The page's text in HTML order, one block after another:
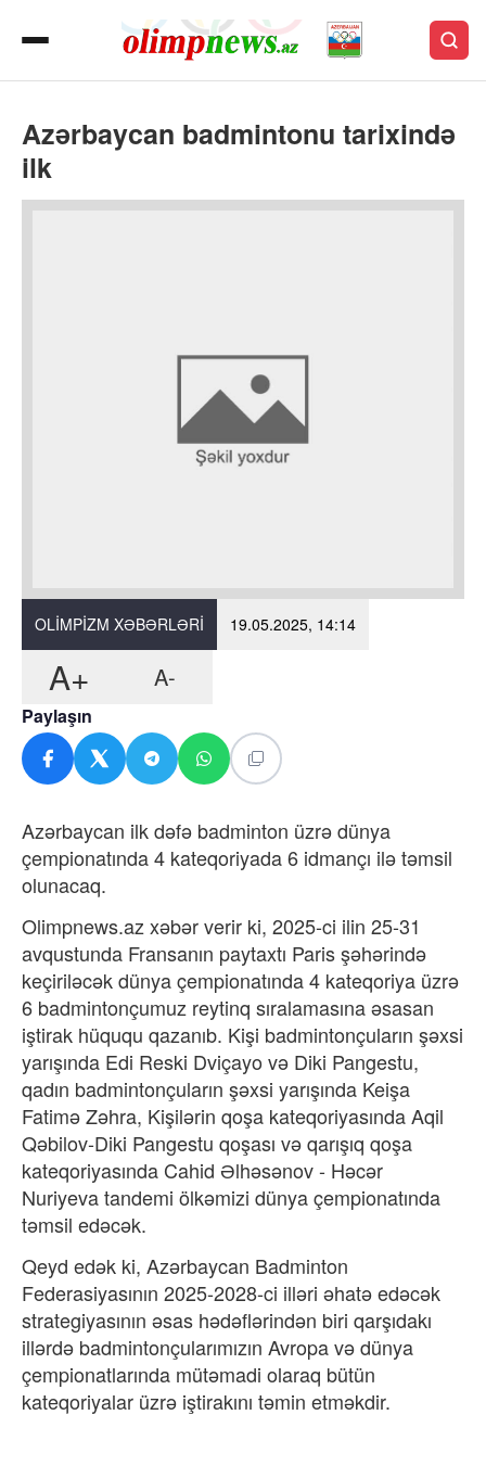
Azərbaycan badmintonu tarixində
ilk
OLIMPIZM XƏBƏRLƏRI 19.05.2025, 14:14
A+ A-
Paylaşın
Azərbaycan ilk dəfə badminton üzrə dünya
çempionatında 4 kateqoriyada 6 idmançı ilə təmsil
olunacaq.
Olimpnews.az xəbər verir ki, 2025-ci ilin 25-31
avqustunda Fransanın paytaxtı Paris şəhərində
keçiriləcək dünya çempionatında 4 kateqoriya üzrə
6 badmintonçumuz reytinq sıralamasına əsasan
iştirak hüququ qazanıb. Kişi badmintonçuların şəxsi
yarışında Edi Reski Dviçayo və Diki Pangestu,
qadın badmintonçuların şəxsi yarışında Keişa
Fatimə Zəhra, Kişilərin qoşa kateqoriyasında Aqil
Qəbilov-Diki Pangestu qoşası və qarışıq qoşa
kateqoriyasında Cahid Əlhəsənov - Həcər
Nuriyeva tandemi ölkəmizi dünya çempionatında
təmsil edəcək.
Qeyd edək ki, Azərbaycan Badminton
Federasiyasının 2025-2028-ci illəri əhatə edəcək
strategiyasının əsas hədəflərindən biri qarşıdakı
illərdə badmintonçularımızın Avropa və dünya
çempionatlarında mütəmadi olaraq bütün
kateqoriyalar üzrə iştirakını təmin etməkdir.